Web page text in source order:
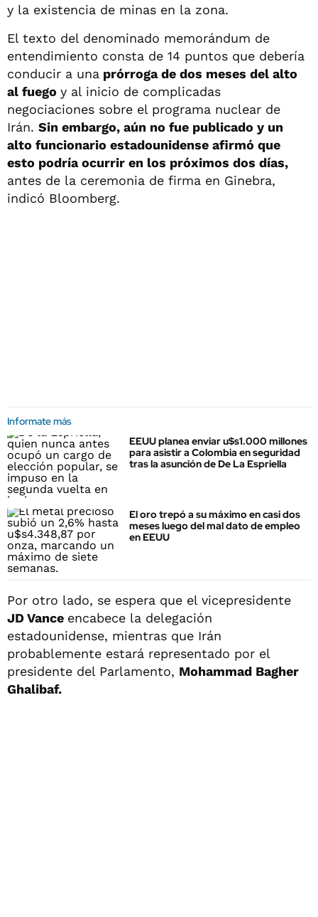
y la existencia de minas en la zona.
El texto del denominado memorándum de
entendimiento consta de 14 puntos que debería
conducir a una prórroga de dos meses del alto
al fuego y al inicio de complicadas
negociaciones sobre el programa nuclear de
Irán. Sin embargo, aún no fue publicado y un
alto funcionario estadounidense afirmó que
esto podría ocurrir en los próximos dos días,
antes de la ceremonia de firma en Ginebra,
indicó Bloomberg.
Informate más
EEUU planea enviar u$s1.000 millones
para asistir a Colombia en seguridad
tras la asunción de De La Espriella
El oro trepó a su máximo en casi dos
meses luego del mal dato de empleo
en EEUU
Por otro lado, se espera que el vicepresidente
JD Vance encabece la delegación
estadounidense, mientras que Irán
probablemente estará representado por el
presidente del Parlamento, Mohammad Bagher
Ghalibaf.